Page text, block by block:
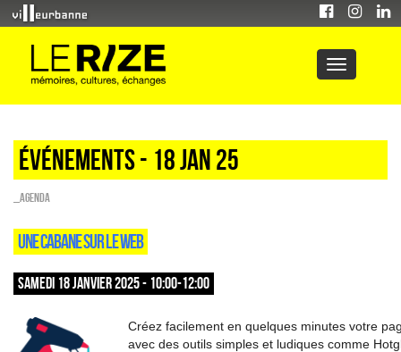
Événements - 18 Jan 25
_Agenda
UNE CABANE SUR LE WEB
SAMEDI 18 JANVIER 2025 - 10:00-12:00
Créez facilement en quelques minutes votre
avec des outils simples et ludiques comme